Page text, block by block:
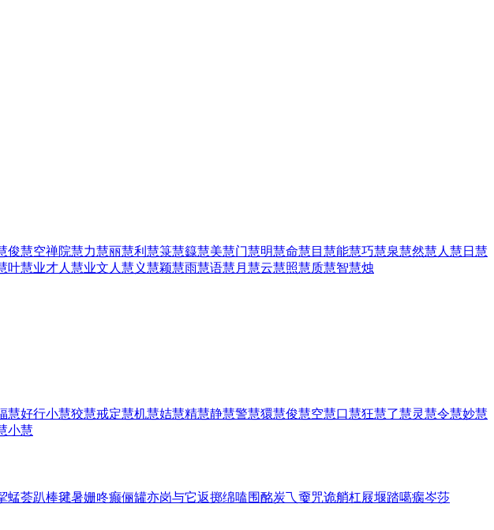
俊慧空禅院慧力慧丽慧利 慧箓慧籙慧美慧门慧明慧命慧目 慧能慧巧慧泉慧然慧人 慧日 慧
叶慧业才人 慧业文人 慧义慧颖慧雨慧语慧月 慧云慧照慧质慧智慧烛
慧好行小慧狡慧戒定慧机慧姞慧精慧静慧警慧獧慧俊慧空慧口慧狂慧了慧灵慧令慧妙慧
小慧
蜢荟趴棒毽暑姗咚癫俪罐亦岗与它返掷绵嗑围酩炭乁 嫑咒诡艄杠屐堰踏噶瘸岑莎